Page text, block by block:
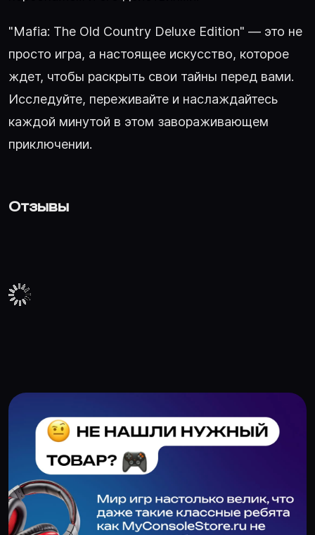
"Mafia: The Old Country Deluxe Edition" — это не
просто игра, а настоящее искусство, которое
ждет, чтобы раскрыть свои тайны перед вами.
Исследуйте, переживайте и наслаждайтесь
каждой минутой в этом завораживающем
приключении.
Отзывы